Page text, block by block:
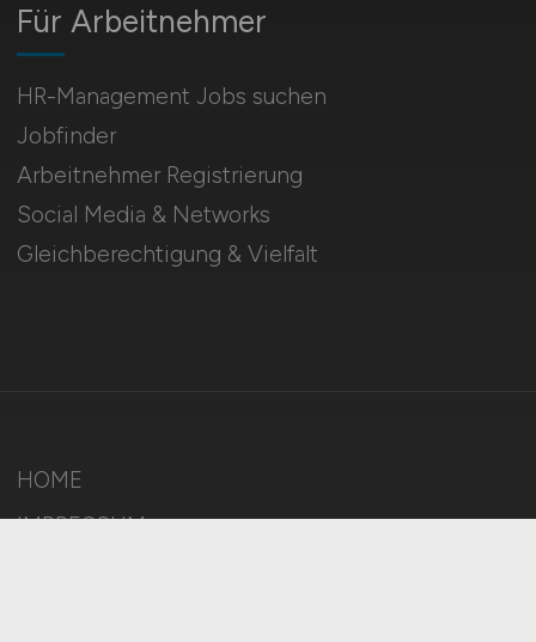
Für Arbeitnehmer
HR-Management Jobs suchen
Jobfinder
Arbeitnehmer Registrierung
Social Media & Networks
Gleichberechtigung & Vielfalt
HOME
IMPRESSUM